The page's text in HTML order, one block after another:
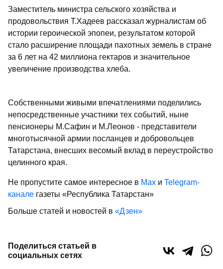
Заместитель министра сельского хозяйства и
продовольствия Т.Хадеев рассказал журналистам об
истории героической эпопеи, результатом которой
стало расширение площади пахотных земель в стране
за 6 лет на 42 миллиона гектаров и значительное
увеличение производства хлеба.
Собственными живыми впечатлениями поделились
непосредственные участники тех событий, ныне
пенсионеры М.Сафин и М.Леонов - представители
многотысячной армии посланцев и добровольцев
Татарстана, внесших весомый вклад в переустройство
целинного края.
Не пропустите самое интересное в Max и Telegram-
канале газеты «Республика Татарстан»
Больше статей и новостей в «Дзен»
Поделиться статьей в
социальных сетях